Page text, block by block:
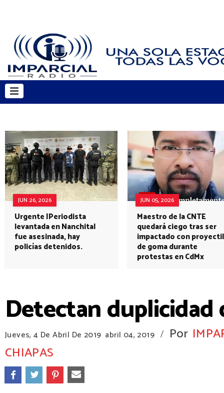
JUN 26, 2026
Urgente |Periodista
levantada en Nanchital
fue asesinada, hay
policías detenidos.
JUN 05, 2026
Maestro de la CNTE
quedará ciego tras ser
impactado con proyectil
de goma durante
protestas en CdMx
Detectan duplicidad
Jueves, 4 De Abril De 2019 abril 04, 2019 / Por
CHIAPAS